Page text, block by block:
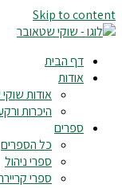
Skip to content
דף הבית
אודות
אודות
היכרות
ספרים
כל הספרים
ספרי ניהול
ספרי